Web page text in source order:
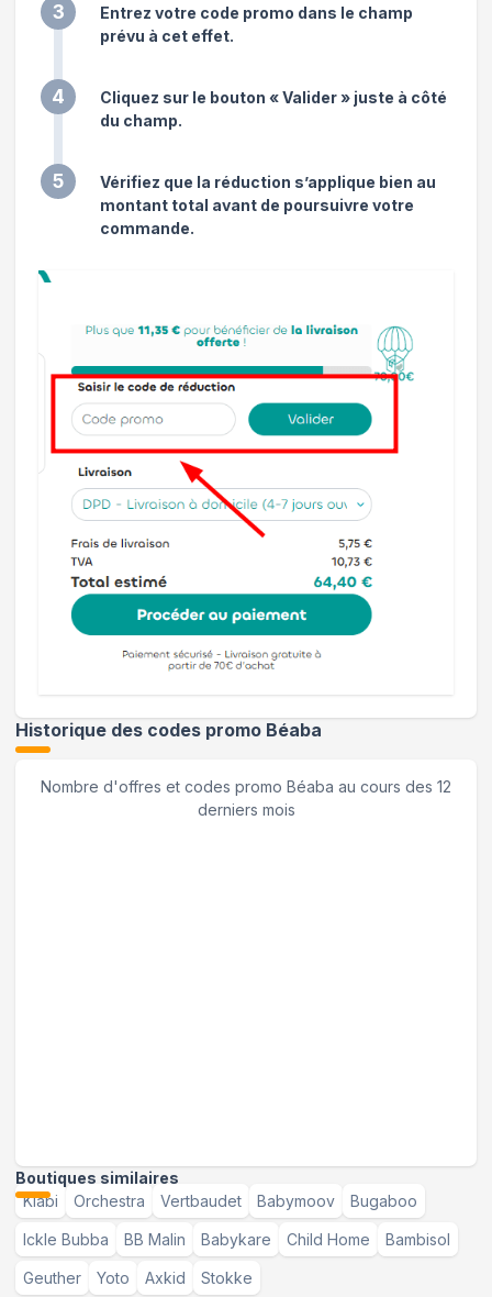
3
Entrez votre code promo dans le champ
prévu à cet effet.
4
Cliquez sur le bouton « Valider » juste à côté
du champ.
5
Vérifiez que la réduction s’applique bien au
montant total avant de poursuivre votre
commande.
Historique des codes promo Béaba
Nombre d'offres et codes promo Béaba au cours des 12
derniers mois
Boutiques similaires
Kiabi
Orchestra Vertbaudet Babymoov Bugaboo
Ickle Bubba BB Malin Babykare Child Home Bambisol
Geuther Yoto Axkid Stokke